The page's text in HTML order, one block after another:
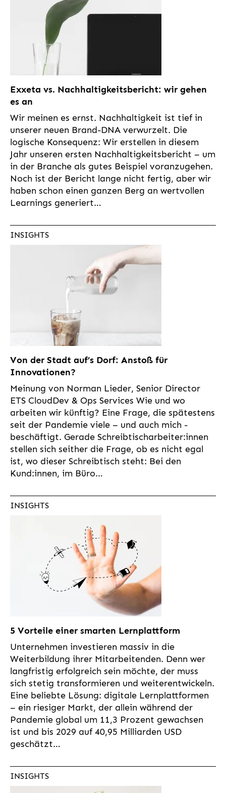
Exxeta vs. Nachhaltigkeitsbericht: wir gehen
es an
Wir meinen es ernst. Nachhaltigkeit ist tief in
unserer neuen Brand-DNA verwurzelt. Die
logische Konsequenz: Wir erstellen in diesem
Jahr unseren ersten Nachhaltigkeitsbericht – um
in der Branche als gutes Beispiel voranzugehen.
Noch ist der Bericht lange nicht fertig, aber wir
haben schon einen ganzen Berg an wertvollen
Learnings generiert…
Von der Stadt auf’s Dorf: Anstoß für
Innovationen?
Meinung von Norman Lieder, Senior Director
ETS CloudDev & Ops Services Wie und wo
arbeiten wir künftig? Eine Frage, die spätestens
seit der Pandemie viele – und auch mich -
beschäftigt. Gerade Schreibtischarbeiter:innen
stellen sich seither die Frage, ob es nicht egal
ist, wo dieser Schreibtisch steht: Bei den
Kund:innen, im Büro…
INSIGHTS
5 Vorteile einer smarten Lernplattform
Unternehmen investieren massiv in die
Weiterbildung ihrer Mitarbeitenden. Denn wer
langfristig erfolgreich sein möchte, der muss
sich stetig transformieren und weiterentwickeln.
Eine beliebte Lösung: digitale Lernplattformen
– ein riesiger Markt, der allein während der
Pandemie global um 11,3 Prozent gewachsen
ist und bis 2029 auf 40,95 Milliarden USD
geschätzt…
INSIGHTS
INSIGHTS